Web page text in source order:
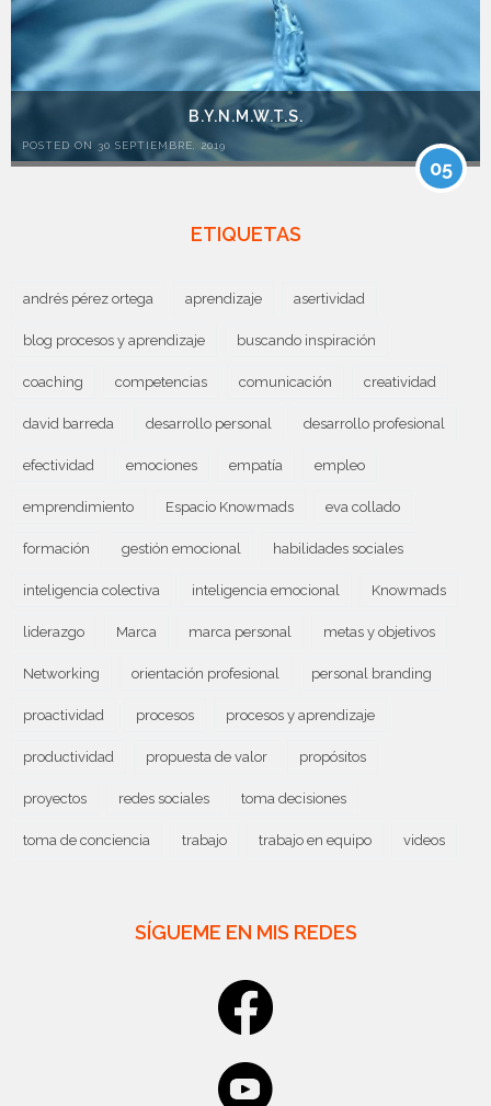
B.Y.N.M.W.T.S.
POSTED ON 30 SEPTIEMBRE, 2019
05
ETIQUETAS
andrés pérez ortega aprendizaje asertividad
blog procesos y aprendizaje buscando inspiración
coaching competencias comunicación creatividad
david barreda desarrollo personal desarrollo profesional
efectividad emociones empatía empleo
emprendimiento Espacio Knowmads eva collado
formación gestión emocional habilidades sociales
inteligencia colectiva inteligencia emocional Knowmads
liderazgo Marca marca personal metas y objetivos
Networking orientación profesional personal branding
proactividad procesos procesos y aprendizaje
productividad propuesta de valor propósitos
proyectos redes sociales toma decisiones
toma de conciencia trabajo trabajo en equipo videos
SÍGUEME EN MIS REDES